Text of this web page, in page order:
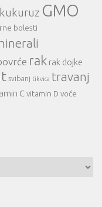
GMO
bolesti
rak rak dojke
svibanj tikvica travanj
C vitamin D voće